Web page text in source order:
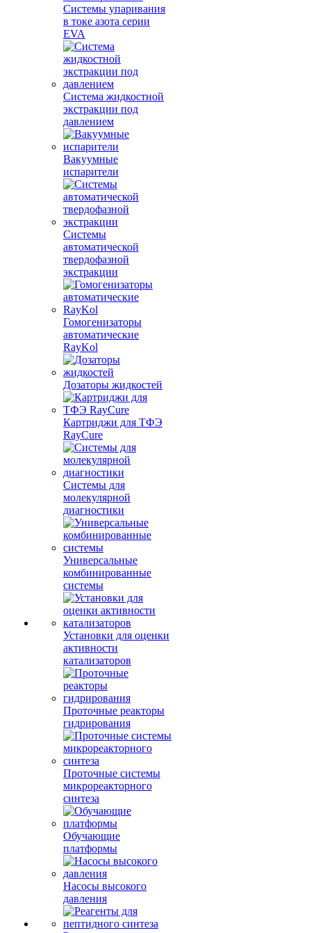
Системы упаривания
в токе азота серии
EVA
Система жидкостной
экстракции под
давлением
Вакуумные
испарители
Системы
автоматической
твердофазной
экстракции
Гомогенизаторы
автоматические
RayKol
Дозаторы жидкостей
Картриджи для ТФЭ
RayCure
Системы для
молекулярной
диагностики
Универсальные
комбинированные
системы
Установки для оценки
активности
катализаторов
Проточные реакторы
гидрирования
Проточные системы
микрореакторного
синтеза
Обучающие
платформы
Насосы высокого
давления